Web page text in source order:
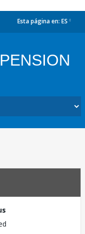
Esta página en: ES